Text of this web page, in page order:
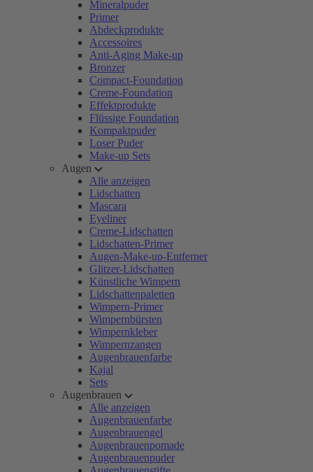
Mineralpuder
Primer
Abdeckprodukte
Accessoires
Anti-Aging Make-up
Bronzer
Compact-Foundation
Creme-Foundation
Effektprodukte
Flüssige Foundation
Kompaktpuder
Loser Puder
Make-up Sets
Augen
Alle anzeigen
Lidschatten
Mascara
Eyeliner
Creme-Lidschatten
Lidschatten-Primer
Augen-Make-up-Entferner
Glitzer-Lidschatten
Künstliche Wimpern
Lidschattenpaletten
Wimpern-Primer
Wimpernbürsten
Wimpernkleber
Wimpernzangen
Augenbrauenfarbe
Kajal
Sets
Augenbrauen
Alle anzeigen
Augenbrauenfarbe
Augenbrauengel
Augenbrauenpomade
Augenbrauenpuder